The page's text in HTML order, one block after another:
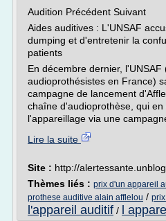
Audition Précédent Suivant
Aides auditives : L'UNSAF
dumping et d'entretenir la
patients
En décembre dernier,
audioprothésistes en France)
campagne de lancement
chaîne d'audioprothèse, qui
l'appareillage via une
Lire la suite
Site : http://
Thèmes liés : prix d'un appareil
prothese auditive alain afflelou /
l'appareil auditif /
l